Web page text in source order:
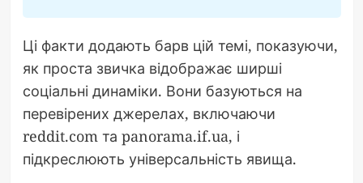
Ці факти додають барв цій темі, показуючи,
як проста звичка відображає ширші
соціальні динаміки. Вони базуються на
перевірених джерелах, включаючи
reddit.com та panorama.if.ua, і
підкреслюють універсальність явища.